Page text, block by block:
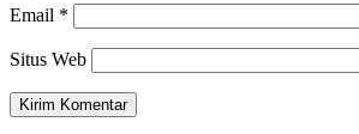
Email *
Situs Web